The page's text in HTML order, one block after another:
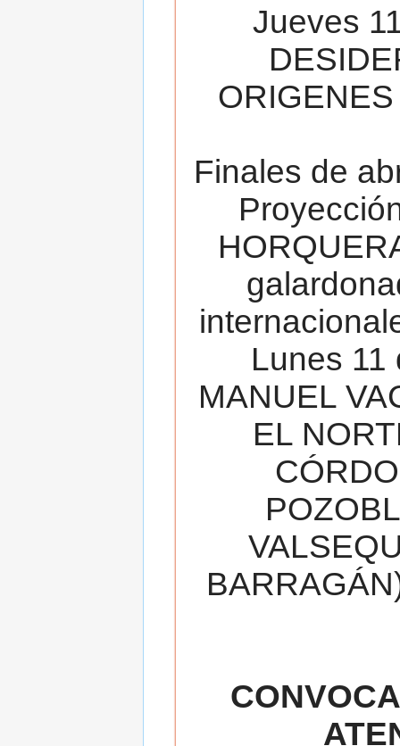
Jueves
Finales de
Lunes 11
MANUEL
EL